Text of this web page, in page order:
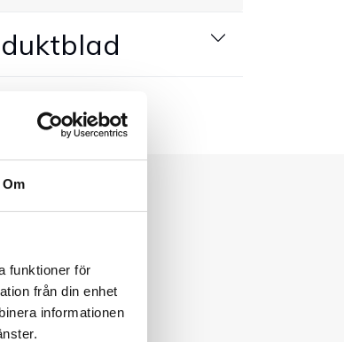
Om
funktioner för
från din enhet
informationen